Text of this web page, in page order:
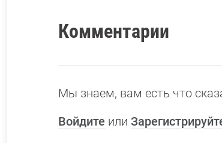
Комментарии
Мы знаем, вам есть что
Войдите или